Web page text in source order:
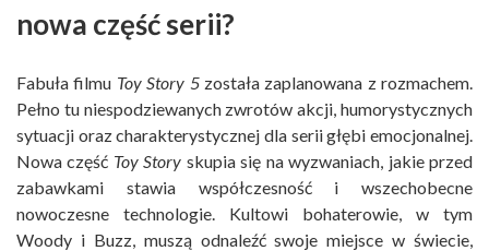
nowa część serii?
Fabuła filmu Toy Story 5została zaplanowana z rozmachem.
Pełno tu niespodziewanych zwrotów akcji, humorystycznych
sytuacji oraz charakterystycznej dla serii głębi emocjonalnej.
Nowa część Toy Story skupia się na wyzwaniach, jakie przed
zabawkami stawia współczesność i wszechobecne
nowoczesne technologie. Kultowi bohaterowie, w tym
Woody i Buzz, muszą odnaleźć swoje miejsce w świecie,